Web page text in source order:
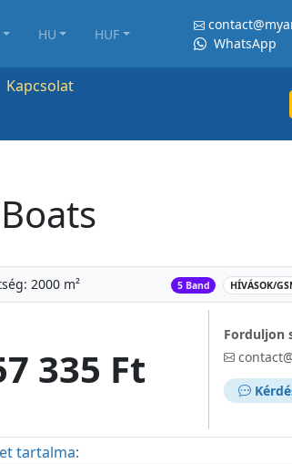
HU HUF
WhatsApp
Kapcsolat
2000 m² 5 Band ‌ HÍVÁSOK/
335 Ft
Forduljon
tartalma: